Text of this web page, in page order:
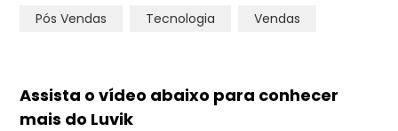
Pós Vendas
Tecnologia Vendas
Assista o vídeo abaixo para conhecer
mais do Luvik